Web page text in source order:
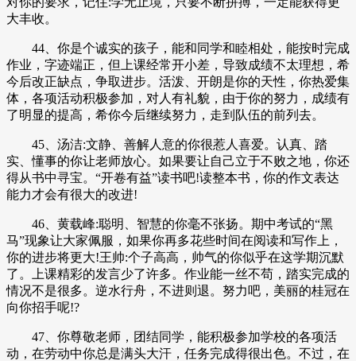
大丰收。
44、你是个诚实的孩子，能和同学和睦相处，能按时完成
作业，字迹端正，但上课经常开小差，导致成绩不太理想，希
今后改正缺点，争取进步。活泼、开朗是你的天性，你热爱集
体，各项活动积极参加，对人有礼貌，由于你的努力，成绩有
了明显的提高，希你今后继续努力，走到队伍的前列去。
45、汤洁:文静、善解人意的你很惹人喜爱。认真、踏
实、懂事的你让老师放心。如果要让自己立于不败之地，你还
得从书中寻宝。“开卷有益”读书吧!读整本书，你的作文表达
能力才会有很大的改进!
46、黄载峰:聪明、智慧的你毫不张扬。期中考试的“黑
马”现象让大家佩服，如果你再多花些时间在阅读和写作上，
你的进步将更大!王帅:个子高高，帅气的你似乎在这学期沉默
了。上课精彩的发言少了许多。作业能一丝不苟，踏实完成的
情况不是很多。逆水行舟，不进则退。努力吧，美丽的桂冠在
向你招手呢!?
47、你尊敬老师，团结同学，能积极参加学校的各项活
动，在劳动中你总是满头大汗，任务完成得很出色。不过，在